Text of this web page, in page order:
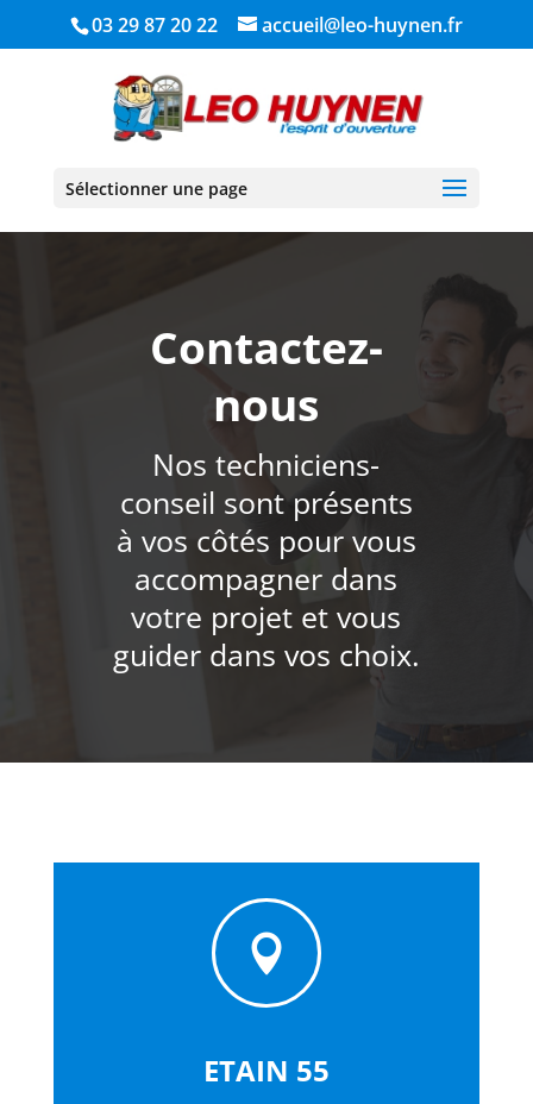
03 29 87 20 22 accueil@leo-huynen.fr
Sélectionner une page
Contactez-
nous
Nos techniciens-
conseil sont présents
à vos côtés pour vous
accompagner dans
votre projet et vous
guider dans vos choix.

ETAIN 55